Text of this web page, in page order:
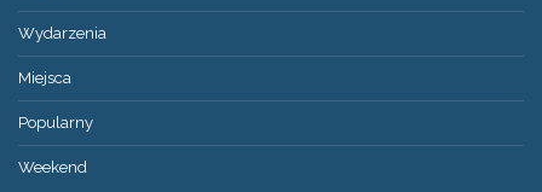
Wydarzenia
Miejsca
Popularny
Weekend